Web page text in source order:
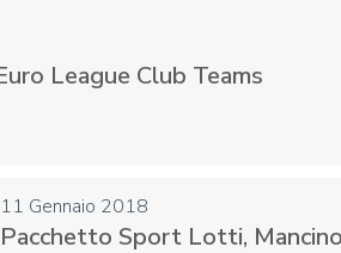
Cerca Mappa del Sito Feed rss
League Club Teams
11 Gennaio 2018
Pacchetto Sport Lotti,